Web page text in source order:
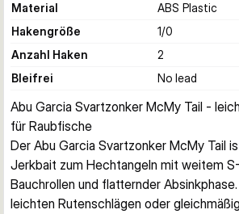
Material
ABS Plastic
Hakengröße
1/0
Anzahl Haken
2
Bleifrei
No lead
Abu Garcia Svartzonker McMy Tail -
für Raubfische
Der Abu Garcia Svartzonker McMy Tail
Jerkbait zum Hechtangeln mit weitem
Bauchrollen und flatternder
leichten Rutenschlägen oder